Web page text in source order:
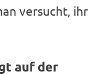
versucht, ihr
auf der